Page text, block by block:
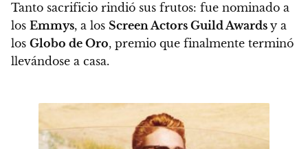
Tanto sacrificio rindió sus frutos: fue nominado a
los Emmys, a los Screen Actors Guild Awards y a
los Globo de Oro, premio que finalmente terminó
llevándose a casa.